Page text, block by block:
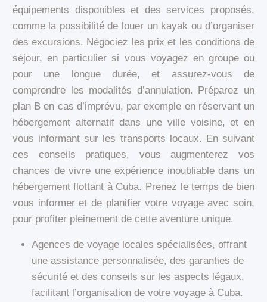
équipements disponibles et des services proposés,
comme la possibilité de louer un kayak ou d’organiser
des excursions. Négociez les prix et les conditions de
séjour, en particulier si vous voyagez en groupe ou
pour une longue durée, et assurez-vous de
comprendre les modalités d’annulation. Préparez un
plan B en cas d’imprévu, par exemple en réservant un
hébergement alternatif dans une ville voisine, et en
vous informant sur les transports locaux. En suivant
ces conseils pratiques, vous augmenterez vos
chances de vivre une expérience inoubliable dans un
hébergement flottant à Cuba. Prenez le temps de bien
vous informer et de planifier votre voyage avec soin,
pour profiter pleinement de cette aventure unique.
Agences de voyage locales spécialisées, offrant
une assistance personnalisée, des garanties de
sécurité et des conseils sur les aspects légaux,
facilitant l’organisation de votre voyage à Cuba.